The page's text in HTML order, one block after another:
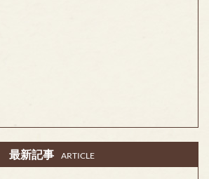
最新記事 ARTICLE